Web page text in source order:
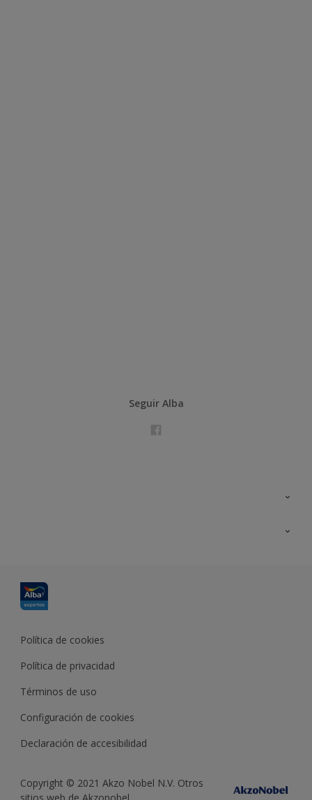
Seguir Alba
Política de cookies
Política de privacidad
Términos de uso
Configuración de cookies
Declaración de accesibilidad
Copyright © 2021 Akzo Nobel N.V. Otros
sitios web de Akzonobel